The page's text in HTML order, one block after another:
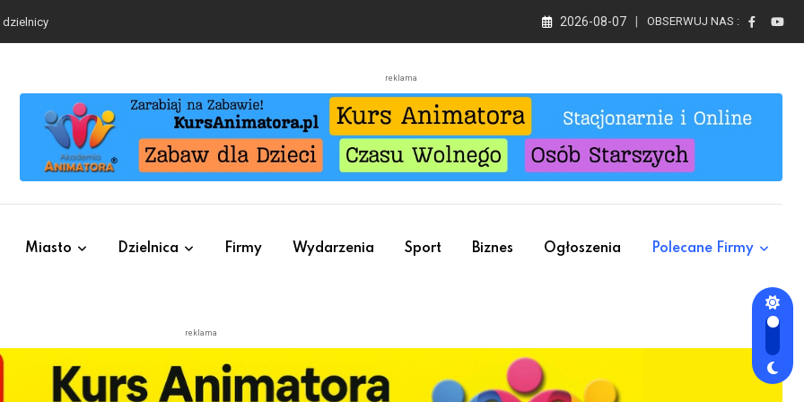
dzielnicy 2026-08-07 OBSERWUJ NAS :
reklama
Miasto Dzielnica Firmy Wydarzenia Sport Biznes Ogłoszenia Polecane Firmy
reklama